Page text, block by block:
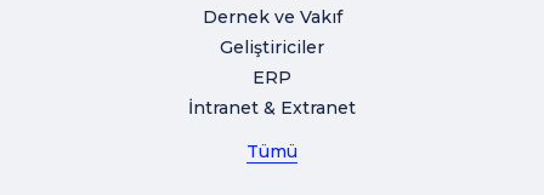
Dernek ve Vakıf
Geliştiriciler
ERP
İntranet & Extranet
Tümü